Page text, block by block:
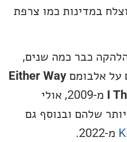
כמו צרפת
כמה שנים,
Either Way
מ-2009, אולי
ובנוסף גם